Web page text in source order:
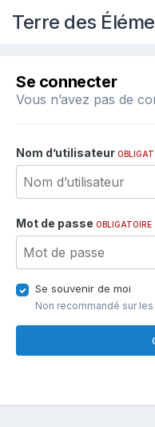
Terre des
Se connecter
Vous n’avez pas de
Nom d’utilisateur
Mot de passe OBLIGATOIRE
Se souvenir de moi
Non recommandé sur